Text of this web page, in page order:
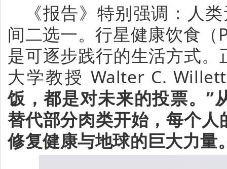
《报告》特别强调 ：人
间二选一。行星健康饮食（
是可逐步践行的生活方式。
大学教授 Walter C.
饭，都是对未来的投票。”
替代部分肉类开始，每个
修复健康与地球的巨大力量